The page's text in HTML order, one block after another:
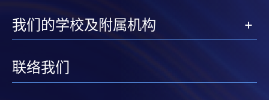
我们的学校及附属机构
联络我们